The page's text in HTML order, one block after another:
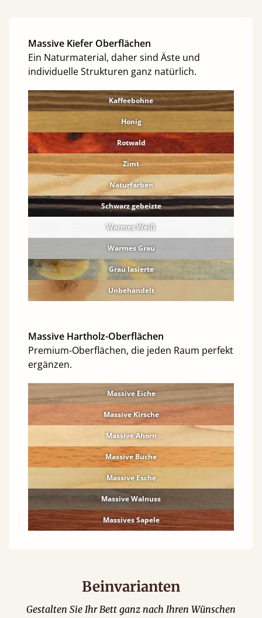
Massive Kiefer Oberflächen
Ein Naturmaterial, daher sind Äste und
individuelle Strukturen ganz natürlich.
Kaffeebohne
Honig
Rotwald
Zimt
Naturfarben
Schwarz gebeizte
Warmes Weiß
Warmes Grau
Grau lasierte
Unbehandelt
Massive Hartholz-Oberflächen
Premium-Oberflächen, die jeden Raum perfekt
ergänzen.
Massive Eiche
Massive Kirsche
Massive Ahorn
Massive Buche
Massive Esche
Massive Walnuss
Massives Sapele
Beinvarianten
Gestalten Sie Ihr Bett ganz nach Ihren Wünschen